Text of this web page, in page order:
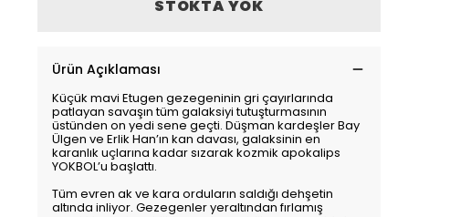
STOKTA YOK
Ürün Açıklaması
Küçük mavi Etugen gezegeninin gri çayırlarında
patlayan savaşın tüm galaksiyi tutuşturmasının
üstünden on yedi sene geçti. Düşman kardeşler Bay
Ülgen ve Erlik Han’ın kan davası, galaksinin en
karanlık uçlarına kadar sızarak kozmik apokalips
YOKBOL’u başlattı.
Tüm evren ak ve kara orduların saldığı dehşetin
altında inliyor. Gezegenler yeraltından fırlamış